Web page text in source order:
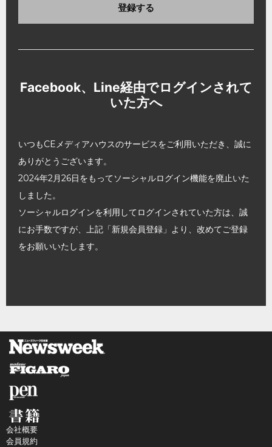
登録する
Facebook、Line経由でログインされて
いた方へ
いつもCEメディアハウスのサービスをご利用いただき、誠に
ありがとうございます。
2024年2月26日をもってソーシャルログイン機能を廃止いた
しました。
ソーシャルログインを利用してログインされていた方は、誠
にお手数ですが、上記「新規会員登録」より、改めてご登録
をお願いいたします。
会社概要
会員規約